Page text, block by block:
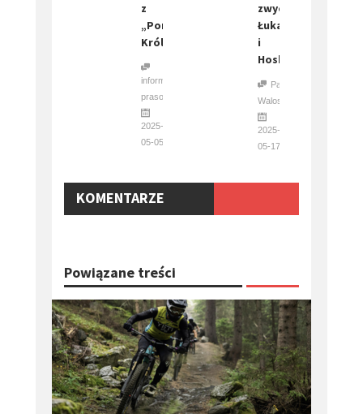
z
„Pompkami
Królaka”!
informacja
prasowa
2025-
05-05
zwycięstwo
Łukasika
i
Hoskins
Paweł
Waloszczyk
2025-
05-17
KOMENTARZE
Powiązane treści